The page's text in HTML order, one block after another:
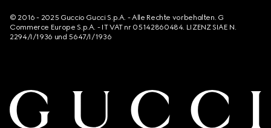
© 2016 - 2025 Guccio Gucci S.p.A. - Alle Rechte vorbehalten. G
Commerce Europe S.p.A. - IT VAT nr 05142860484. LIZENZ SIAE N.
2294/I/1936 und 5647/I/1936